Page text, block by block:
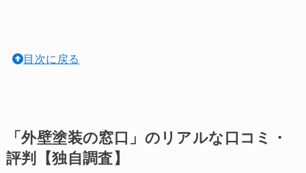
目次に戻る
「外壁塗装の窓口」のリアルな口コミ・
評判【独自調査】